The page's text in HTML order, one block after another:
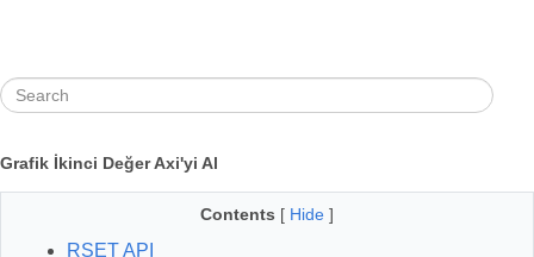
Grafik İkinci Değer Axi'yi Al
Contents [ Hide ]
RSET API